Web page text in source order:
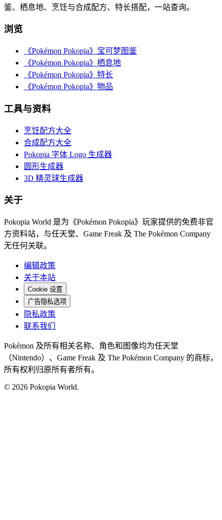
鉴、栖息地、烹饪与合成配方、特长搭配，一站查询。
浏览
《Pokémon Pokopia》宝可梦图鉴
《Pokémon Pokopia》栖息地
《Pokémon Pokopia》特长
《Pokémon Pokopia》物品
工具与资料
烹饪配方大全
合成配方大全
Pokopia 字体 Logo 生成器
圆形生成器
3D 精灵球生成器
关于
Pokopia World 是为《Pokémon Pokopia》玩家提供的免费非官
方资料站，与任天堂、Game Freak 及 The Pokémon Company
无任何关联。
编辑政策
关于本站
Cookie 设置
广告隐私选项
隐私政策
联系我们
Pokémon 及所有相关名称、角色和图像均为任天堂
（Nintendo）、Game Freak 及 The Pokémon Company 的商标，
所有权利归原所有者所有。
© 2026 Pokopia World.